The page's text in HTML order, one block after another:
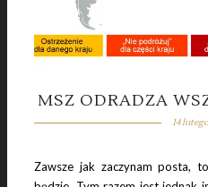
IKONY –
MSZ ODRADZA
14
Zawsze jak zaczynam posta,